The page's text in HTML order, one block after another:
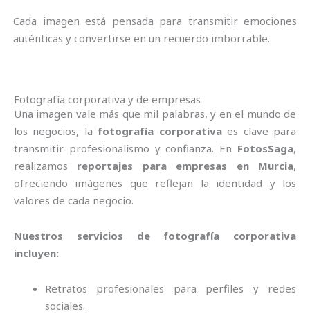
Cada imagen está pensada para transmitir emociones
auténticas y convertirse en un recuerdo imborrable.
Fotografía corporativa y de empresas
Una imagen vale más que mil palabras, y en el mundo de
los negocios, la fotografía corporativaes clave para
transmitir profesionalismo y confianza. En FotosSaga,
realizamos reportajes para empresas en Murcia,
ofreciendo imágenes que reflejan la identidad y los
valores de cada negocio.
Nuestros servicios de fotografía corporativa
incluyen:
Retratos profesionales para perfiles y redes
sociales.